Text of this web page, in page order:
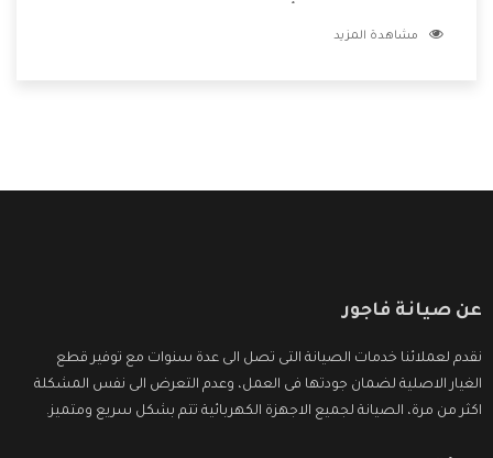
وتقدم للعملاء أقوى العروض والخصومات التى تسهل على
مشاهدة المزيد
عن صيانة فاجور
نقدم لعملائنا خدمات الصيانة التى تصل الى عدة سنوات مع توفير قطع
الغيار الاصلية لضمان جودتها فى العمل، وعدم التعرض الى نفس المشكلة
اكثر من مرة، الصيانة لجميع الاجهزة الكهربائية تتم بشكل سريع ومتميز.